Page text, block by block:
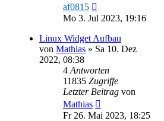
af0815
Mo 3. Jul 2023, 19:16
Linux Widget Aufbau
von Mathias » Sa 10. Dez
2022, 08:38
4 Antworten
11835 Zugriffe
Letzter Beitrag von
Mathias
Fr 26. Mai 2023, 18:25